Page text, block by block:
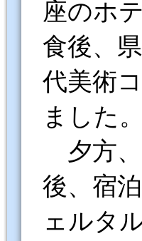
座のホ
食後、
代美術
ました。
夕方、
後、宿
ェルタ